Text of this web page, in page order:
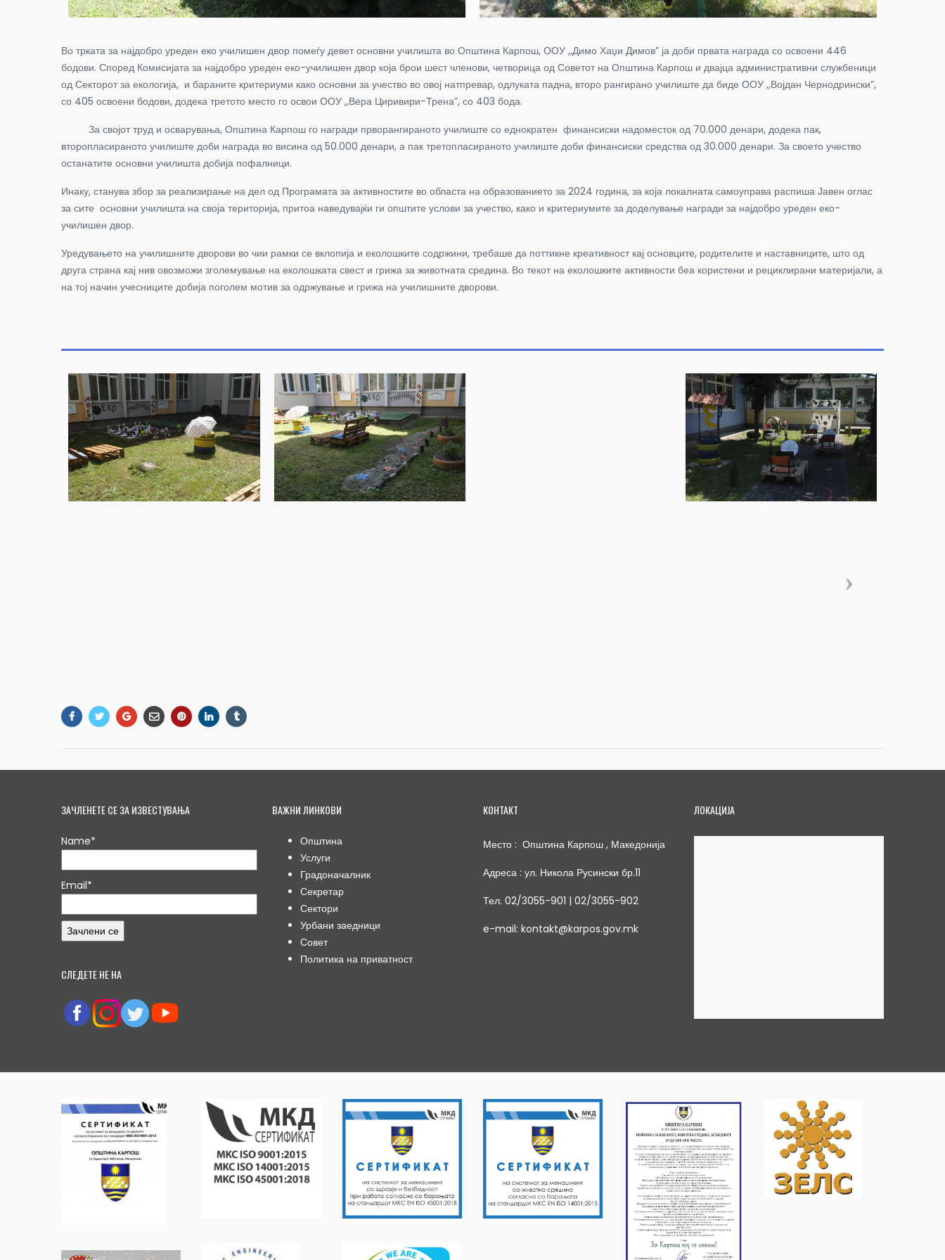
Во трката за најдобро уреден еко училишен двор помеѓу девет основни училишта во Општина Карпош, ООУ ,,Димо Хаџи Димов” ја доби првата награда со освоени 446
бодови. Според Комисијата за најдобро уреден еко-училишен двор која брои шест членови, четворица од Советот на Општина Карпош и двајца административни службеници
од Секторот за екологија, и бараните критериуми како основни за учество во овој натпревар, одлуката падна, второ рангирано училиште да биде ООУ ,,Војдан Чернодрински”,
со 405 освоени бодови, додека третото место го освои ООУ ,,Вера Циривири-Трена”, со 403 бода.
За својот труд и осварувања, Општина Карпош го награди прворангираното училиште со еднократен финансиски надоместок од 70.000 денари, додека пак,
второпласираното училиште доби награда во висина од 50.000 денари, а пак третопласираното училиште доби финансиски средства од 30.000 денари. За своето учество
останатите основни училишта добија пофалници.
Инаку, станува збор за реализирање на дел од Програмата за активностите во областа на образованието за 2024 година, за која локалната самоуправа распиша Јавен оглас
за сите основни училишта на своја територија, притоа наведувајќи ги општите услови за учество, како и критериумите за доделување награди за најдобро уреден еко-
училишен двор.
Уредувањето на училишните дворови во чии рамки се вклопија и еколошките содржини, требаше да поттикне креативност кај основците, родителите и наставниците, што од
друга страна кај нив овозможи зголемување на еколошката свест и грижа за животната средина. Во текот на еколошките активности беа користени и рециклирани материјали, а
на тој начин учесниците добија поголем мотив за одржување и грижа на училишните дворови.
ЗАЧЛЕНЕТЕ СЕ ЗА ИЗВЕСТУВАЊА
Name*
Email*
СЛЕДЕТЕ НЕ НА
ВАЖНИ ЛИНКОВИ
Општина
Услуги
Градоначалник
Секретар
Сектори
Урбани заедници
Совет
Политика на приватност
КОНТАКТ
Место : Општина Карпош , Македонија
Адреса : ул. Никола Русински бр.11
Тел. 02/3055-901 | 02/3055-902
e-mail: kontakt@karpos.gov.mk
ЛОКАЦИЈА